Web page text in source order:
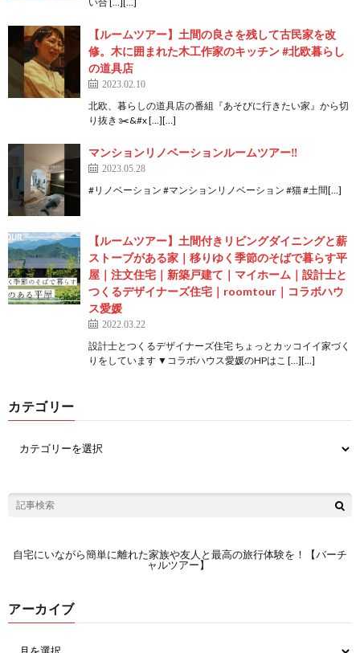
【ルームツアー】土間の良さを残して古民家を改
修。木に囲まれた木工作家のキッチン #北欧暮らし
の道具店
2023.02.10
北欧、暮らしの道具店の番組『あそびに行きたい家』から切
り抜き ✂️&#x […][…]
マンションリノベーションルームツアー‼︎
2023.05.28
#リノベーション #マンションリノベーション #猫 #土間[…]
【ルームツアー】土間付きリビングダイニングと薪
ストーブがある家｜移りゆく季節のそばで暮らす平
屋｜注文住宅｜新築戸建て｜マイホーム｜設計士と
つくるデザイナーズ住宅｜roomtour｜コラボハウ
ス愛媛
2022.03.22
設計士とつくるデザイナーズ住宅 ちょっとカッコイイ家づく
りをしています ▼コラボハウス愛媛のHPはこ […][…]
カテゴリー
自宅にいながら簡単に離れた家族や友人と最高の旅行体験を！【バーチ
ャルツアー】
アーカイブ